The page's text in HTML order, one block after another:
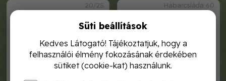
20/2S Habarcsláda 60
Süti beállítások
Kedves Látogató! Tájékoztatjuk, hogy a
felhasználói élmény fokozásának érdekében
sütiket (cookie-kat) használunk.